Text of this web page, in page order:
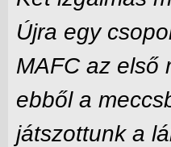
Újra egy
MAFC az első
ebből a
játszottunk a